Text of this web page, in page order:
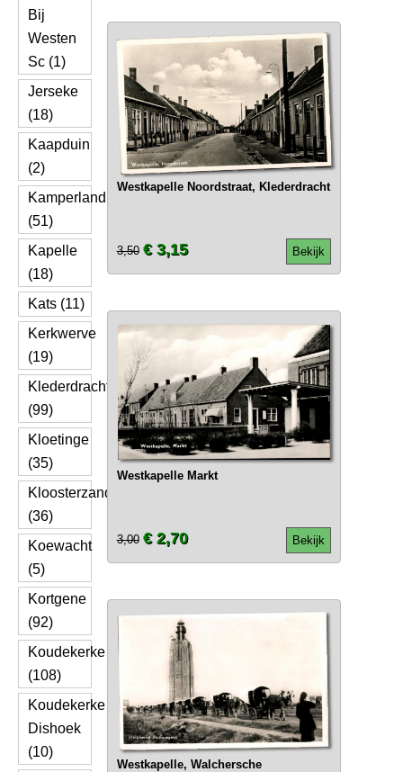
Bij
Westen
Sc (1)
Jerseke
(18)
Kaapduin
(2)
Kamperland
(51)
Kapelle
(18)
Kats (11)
Kerkwerve
(19)
Klederdracht
(99)
Kloetinge
(35)
Kloosterzande
(36)
Koewacht
(5)
Kortgene
(92)
Koudekerke
(108)
Koudekerke
Dishoek
(10)
Westkapelle Noordstraat, Klederdracht
Bekijk
3,50 € 3,15
Westkapelle Markt
Bekijk
3,00 € 2,70
Westkapelle, Walchersche